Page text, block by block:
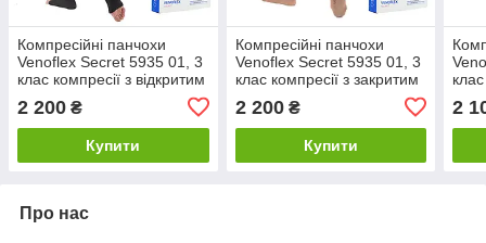
Компресійні панчохи
Venoflex Secret 5935 01, 3
клас компресії з відкритим
носком (Thuasne, Тюан) -
чорні
2 200 ₴
Купити
Компресійні панчохи
Venoflex Secret 5935 01, 3
клас компресії з закритим
носком (Thuasne, Тюан) -
золото
2 200₴
Купити
2
Про нас